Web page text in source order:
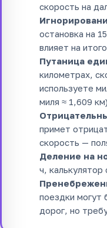
скорость на
остановка на
влияет на
Путаница
километрах,
используете
миля ≈ 1,609
примет
скорость —
Деление на
ч,
поездки могут
дорог, но